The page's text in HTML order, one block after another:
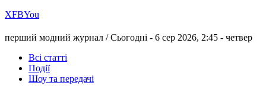
ХFBYou
перший модний журнал /Сьогодні - 6 сер 2026, 2:45 - четвер
Всі статті
Події
Шоу та передачі